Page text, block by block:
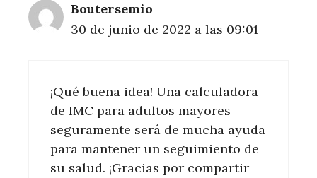
Boutersemio
30 de junio de 2022 a las 09:01
¡Qué buena idea! Una calculadora
de IMC para adultos mayores
seguramente será de mucha ayuda
para mantener un seguimiento de
su salud. ¡Gracias por compartir